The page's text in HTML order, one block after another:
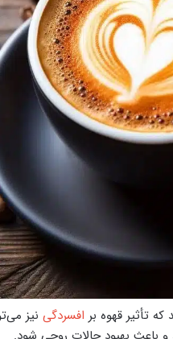
که تأثیر قهوه بر افسردگی نیز